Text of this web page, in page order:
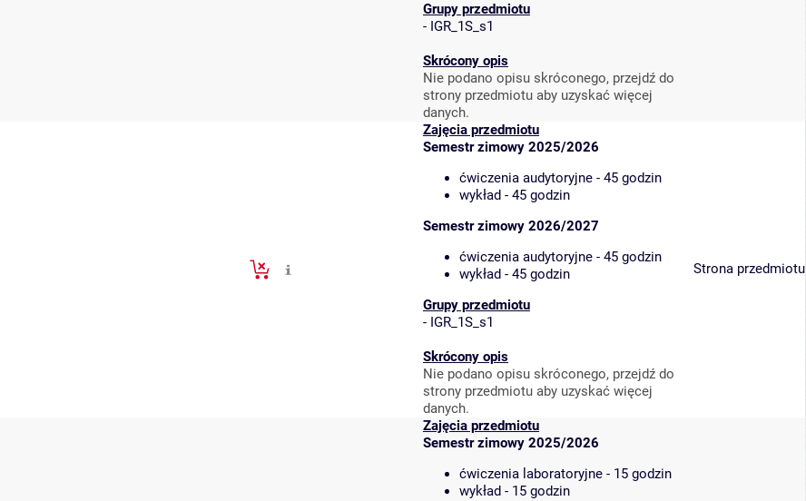
Grupy przedmiotu
- IGR_1S_s1
Skrócony opis
Nie podano opisu skróconego, przejdź do
strony przedmiotu aby uzyskać więcej
danych.
Zajęcia przedmiotu
Semestr zimowy 2025/2026
ćwiczenia audytoryjne - 45 godzin
wykład - 45 godzin
Semestr zimowy 2026/2027
ćwiczenia audytoryjne - 45 godzin
wykład - 45 godzin
Grupy przedmiotu
- IGR_1S_s1
Skrócony opis
Nie podano opisu skróconego, przejdź do
strony przedmiotu aby uzyskać więcej
danych.
Strona przedmiotu
Zajęcia przedmiotu
Semestr zimowy 2025/2026
ćwiczenia laboratoryjne - 15 godzin
wykład - 15 godzin